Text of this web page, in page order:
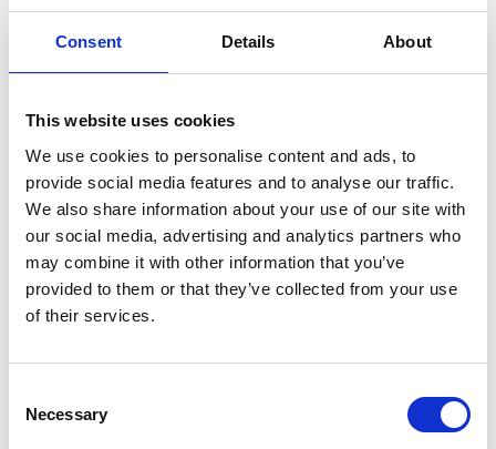
Consent Details About
This website uses cookies
We use cookies to personalise content and ads, to
provide social media features and to analyse our traffic.
We also share information about your use of our site with
our social media, advertising and analytics partners who
may combine it with other information that you’ve
provided to them or that they’ve collected from your use
of their services.
Selection
Necessary
del equipo de Marketing con el objetivo deimpulsar la
colaboración, la innovación y el impacto del área en toda
junto con su capacidad para liderar equipos
clave para marcar el camino hacia los nuevos retos que
enfrenta la compañía.
“En Esker contamos con una amplia experiencia y
numerosos casos de aplicación de IA. Nuestro gran reto
ahora es mostrar a nuestros potenciales clientes cómo
esta tecnología, integrada en nuestra suite para la
“Queremos que las empresas comprendan que la
transformación financiera ya no es una opción, sino una